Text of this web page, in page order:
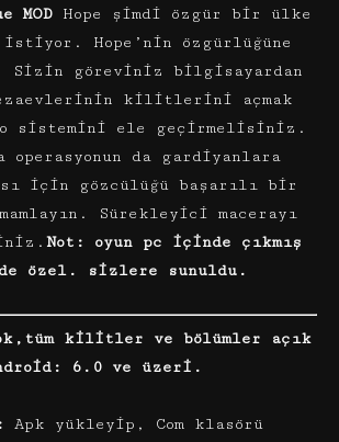
MOD Hope şimdi özgür bir ülke
istiyor. Hope’nin özgürlüğüne
Sizin göreviniz bilgisayardan
kilitlerini açmak
sistemini ele geçirmelisiniz.
operasyonun da gardiyanlara
için gözcülüğü başarılı bir
Sürekleyici macerayı
Not: oyun pc içinde çıkmış
özel. sizlere sunuldu.
kilitler ve bölümler açık
6.0 ve üzeri.
Apk yükleyip, Com klasörü